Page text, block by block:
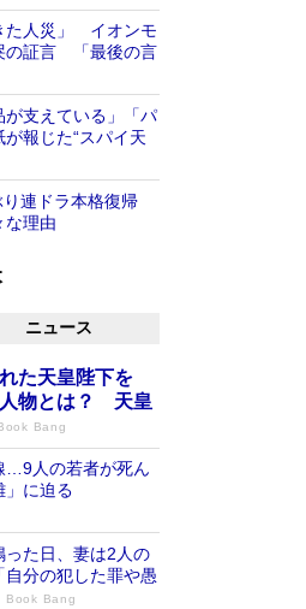
た人災」 イオンモ
の証言 「最後の言
が支えている」「パ
報じた“スパイ天
り連ドラ本格復帰
な理由
ニュース
た天皇陛下を
人物とは？ 天皇
Bang
…9人の若者が死ん
」に迫る
った日、妻は2人の
分の犯した罪や愚
Book Bang